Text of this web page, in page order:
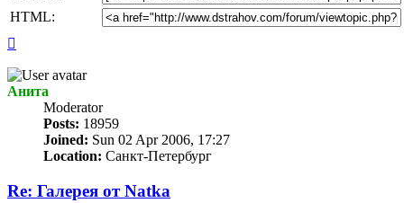
HTML:
Анита
Мoderator
Posts: 18959
Joined: Sun 02 Apr 2006, 17:27
Location: Санкт-Петербург
Re: Галерея от Natka